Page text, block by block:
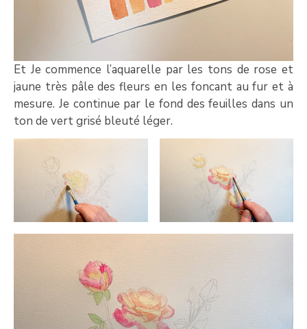
Et Je commence l’aquarelle par les tons de rose et
jaune très pâle des fleurs en les foncant au fur et à
mesure. Je continue par le fond des feuilles dans un
ton de vert grisé bleuté léger.